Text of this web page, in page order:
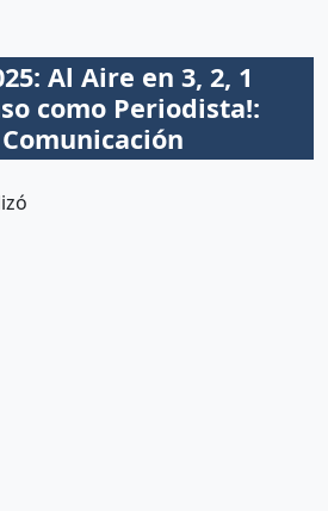
Al Aire en 3, 2, 1
como Periodista!: